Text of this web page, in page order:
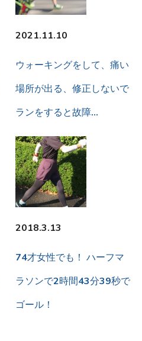
2021.11.10
ウォーキングをして、痛い
場所が出る、修正しないで
ランをすると故障…
2018.3.13
74才女性でも！ ハーフマ
ラソンで2時間43分39秒で
ゴール！